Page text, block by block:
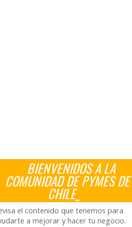
BIENVENIDOS A LA
COMUNIDAD DE PYMES DE
CHILE_
el contenido que tenemos para
a mejorar y hacer tu negocio.